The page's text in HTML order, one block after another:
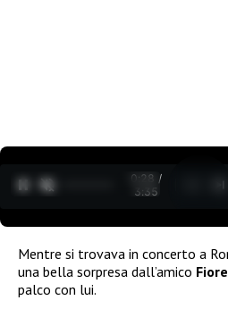
0:28 /
3:35
Mentre si trovava in concerto a
una bella sorpresa dall’amico
palco con lui.